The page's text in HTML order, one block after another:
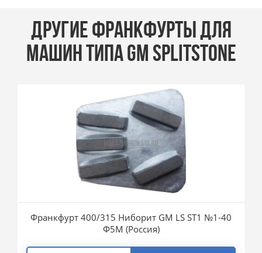
ДРУГИЕ ФРАНКФУРТЫ ДЛЯ
МАШИН ТИПА GM SPLITSTONE
Франкфурт 400/315 Ниборит GM LS ST1 №1-40
Ф5М (Россия)